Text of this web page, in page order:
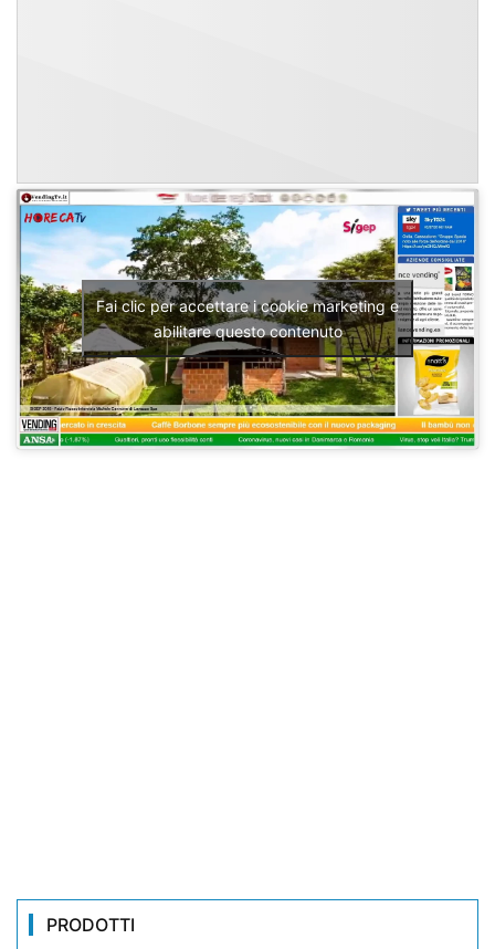
Fai clic per accettare i cookie marketing e
abilitare questo contenuto
PRODOTTI